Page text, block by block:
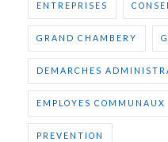
ENTREPRISES
GRAND CHAMBERY
DEMARCHES
EMPLOYES COMMUNAUX
PREVENTION